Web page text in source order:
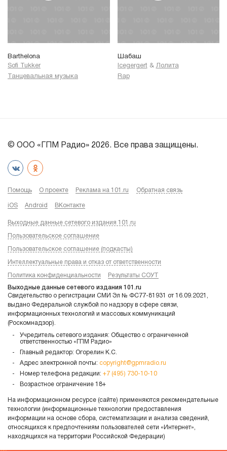
Barthelona
Sofi Tukker
Танцевальная музыка
Шабаш
Icegergert & Лолита
Rap
© ООО «ГПМ Радио» 2026. Все права защищены.
Помощь О проекте Реклама на 101.ru Обратная связь
iOS Android ВКонтакте
Выходные данные сетевого издания 101.ru
Пользовательское соглашение
Пользовательское соглашение (подкасты)
Интеллектуальные права и отказ от ответственности
Политика конфиденциальности Результаты СОУТ
Выходные данные сетевого издания 101.ru
Свидетельство о регистрации СМИ Эл № ФС77-81931 от 16.09.2021,
выдано Федеральной службой по надзору в сфере связи,
информационных технологий и массовых коммуникаций
(Роскомнадзор).
Учредитель сетевого издания: Общество с ограниченной
ответственностью «ГПМ Радио»
Главный редактор: Огорелин К.С.
Адрес электронной почты: copyright@gpmradio.ru
Номер телефона редакции: +7 (495) 730-10-10
Возрастное ограничение 18+
На информационном ресурсе (сайте) применяются рекомендательные
технологии (информационные технологии предоставления
информации на основе сбора, систематизации и анализа сведений,
относящихся к предпочтениям пользователей сети «Интернет»,
находящихся на территории Российской Федерации)